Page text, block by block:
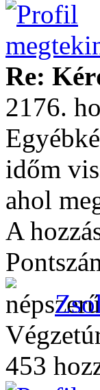
Re:
2176.
időm
ahol
A
453